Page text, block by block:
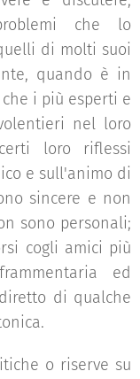
che lo
di molti suoi
quando è in
i più esperti e
nel loro
loro riflessi
e sull'animo di
sincere e non
sono personali;
cogli amici più
ed
di qualche
o riserve su